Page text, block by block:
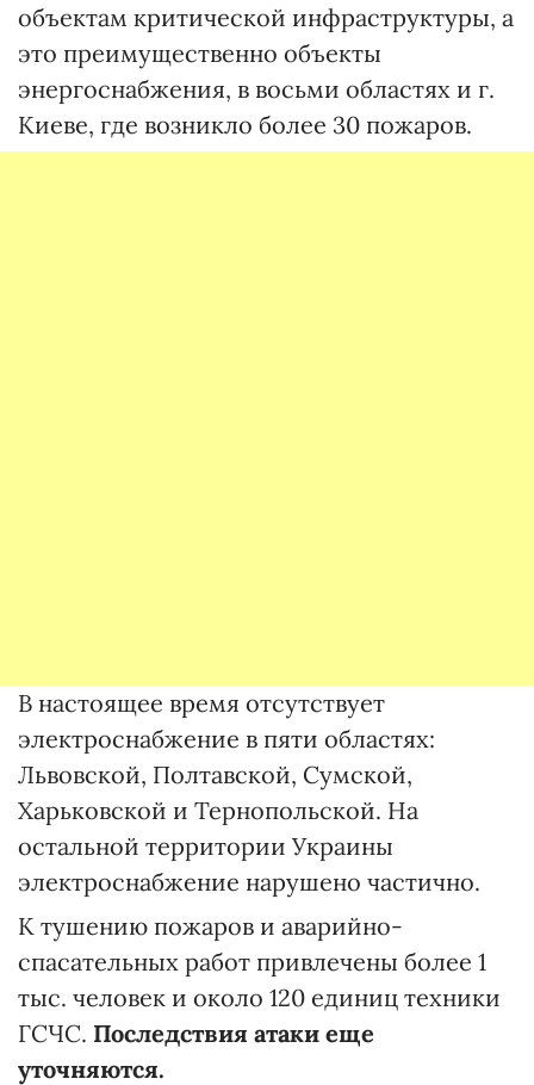
объектам критической инфраструктуры, а
это преимущественно объекты
энергоснабжения, в восьми областях и г.
Киеве, где возникло более 30 пожаров.
В настоящее время отсутствует
электроснабжение в пяти областях:
Львовской, Полтавской, Сумской,
Харьковской и Тернопольской. На
остальной территории Украины
электроснабжение нарушено частично.
К тушению пожаров и аварийно-
спасательных работ привлечены более 1
тыс. человек и около 120 единиц техники
ГСЧС. Последствия атаки еще
уточняются.